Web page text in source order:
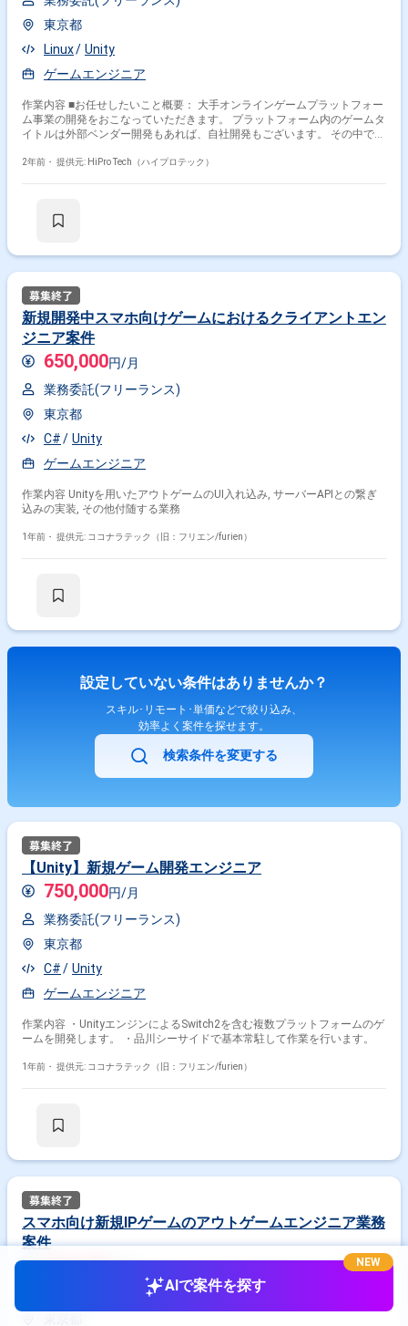
東京都
Linux
Unity
ゲームエンジニア
作業内容 ■お任せしたいこと概要： 大手オンラインゲームプラットフォー
ム事業の開発をおこなっていただきます。 プラットフォーム内のゲームタ
イトルは外部ベンダー開発もあれば、自社開発もございます。 その中でも
業務をご依頼します。 ■依頼業務詳細： ・Unityを利用したゲームの企
します。 ■開発環境について/使用技術について： -Linux -Unity ■現状の課
2年前・ 提供元: HiPro Tech（ハイプロテック）
新規開発中スマホ向けゲームにおけるクライアントエン
ジニア案件
650,000円/月
業務委託(フリーランス)
東京都
C#
Unity
ゲームエンジニア
作業内容 Unityを用いたアウトゲームのUI入れ込み, サーバーAPIとの繋ぎ
込みの実装, その他付随する業務
1年前・ 提供元: ココナラテック（旧：フリエン/furien）
設定していない条件はありませんか？
スキル･リモート･単価などで絞り込み、
効率よく案件を探せます。
検索条件を変更する
【Unity】新規ゲーム開発エンジニア
750,000円/月
業務委託(フリーランス)
東京都
C#
Unity
ゲームエンジニア
作業内容 ・UnityエンジンによるSwitch2を含む複数プラットフォームのゲ
ームを開発します。 ・品川シーサイドで基本常駐して作業を行います。
1年前・ 提供元: ココナラテック（旧：フリエン/furien）
スマホ向け新規IPゲームのアウトゲームエンジニア業務
案件
600,000
業務委託(フリーランス)AIで案件を探す
NEW